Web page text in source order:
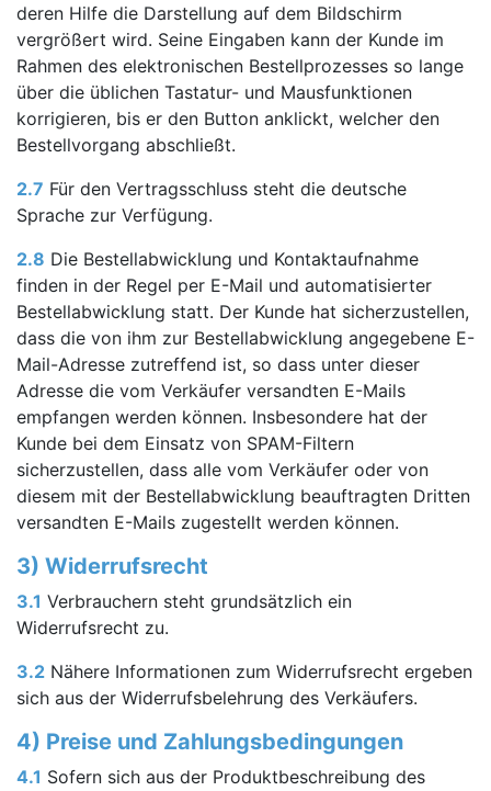
deren Hilfe die Darstellung auf dem Bildschirm
vergrößert wird. Seine Eingaben kann der Kunde im
Rahmen des elektronischen Bestellprozesses so lange
über die üblichen Tastatur- und Mausfunktionen
korrigieren, bis er den Button anklickt, welcher den
Bestellvorgang abschließt.
2.7 Für den Vertragsschluss steht die deutsche
Sprache zur Verfügung.
2.8 Die Bestellabwicklung und Kontaktaufnahme
finden in der Regel per E-Mail und automatisierter
Bestellabwicklung statt. Der Kunde hat sicherzustellen,
dass die von ihm zur Bestellabwicklung angegebene E-
Mail-Adresse zutreffend ist, so dass unter dieser
Adresse die vom Verkäufer versandten E-Mails
empfangen werden können. Insbesondere hat der
Kunde bei dem Einsatz von SPAM-Filtern
sicherzustellen, dass alle vom Verkäufer oder von
diesem mit der Bestellabwicklung beauftragten Dritten
versandten E-Mails zugestellt werden können.
3) Widerrufsrecht
3.1 Verbrauchern steht grundsätzlich ein
Widerrufsrecht zu.
3.2 Nähere Informationen zum Widerrufsrecht ergeben
sich aus der Widerrufsbelehrung des Verkäufers.
4) Preise und Zahlungsbedingungen
4.1 Sofern sich aus der Produktbeschreibung des